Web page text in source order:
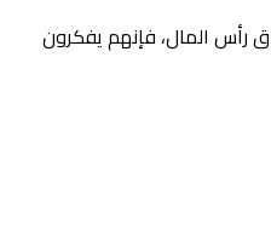
رأس المال، فإنهم يفكرون